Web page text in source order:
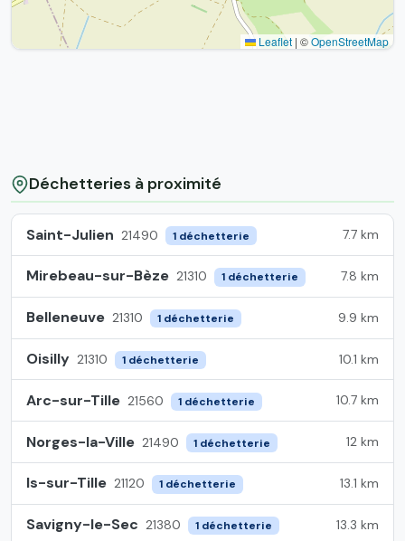
Leaflet | ©OpenStreetMap
Déchetteries à proximité
Saint-Julien 21490 1 déchetterie 7.7 km
Mirebeau-sur-Bèze 21310 1 déchetterie 7.8 km
Belleneuve 21310 1 déchetterie 9.9 km
Oisilly 21310 1 déchetterie 10.1 km
Arc-sur-Tille 21560 1 déchetterie 10.7 km
Norges-la-Ville 21490 1 déchetterie 12 km
Is-sur-Tille 21120 1 déchetterie 13.1 km
Savigny-le-Sec 21380 1 déchetterie 13.3 km